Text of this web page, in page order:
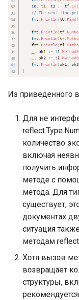
Из приведенного
Для не
количество
включая
получить
методе с
метода. Для
существует,
документах
ситуация
методам
Хотя вызов
возвращает
структуры,